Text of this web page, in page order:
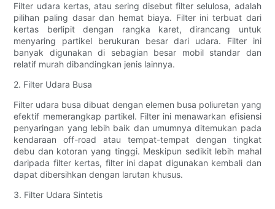
Filter udara kertas, atau sering disebut filter selulosa, adalah
pilihan paling dasar dan hemat biaya. Filter ini terbuat dari
kertas berlipit dengan rangka karet, dirancang untuk
menyaring partikel berukuran besar dari udara. Filter ini
banyak digunakan di sebagian besar mobil standar dan
relatif murah dibandingkan jenis lainnya.
2. Filter Udara Busa
Filter udara busa dibuat dengan elemen busa poliuretan yang
efektif memerangkap partikel. Filter ini menawarkan efisiensi
penyaringan yang lebih baik dan umumnya ditemukan pada
kendaraan off-road atau tempat-tempat dengan tingkat
debu dan kotoran yang tinggi. Meskipun sedikit lebih mahal
daripada filter kertas, filter ini dapat digunakan kembali dan
dapat dibersihkan dengan larutan khusus.
3. Filter Udara Sintetis